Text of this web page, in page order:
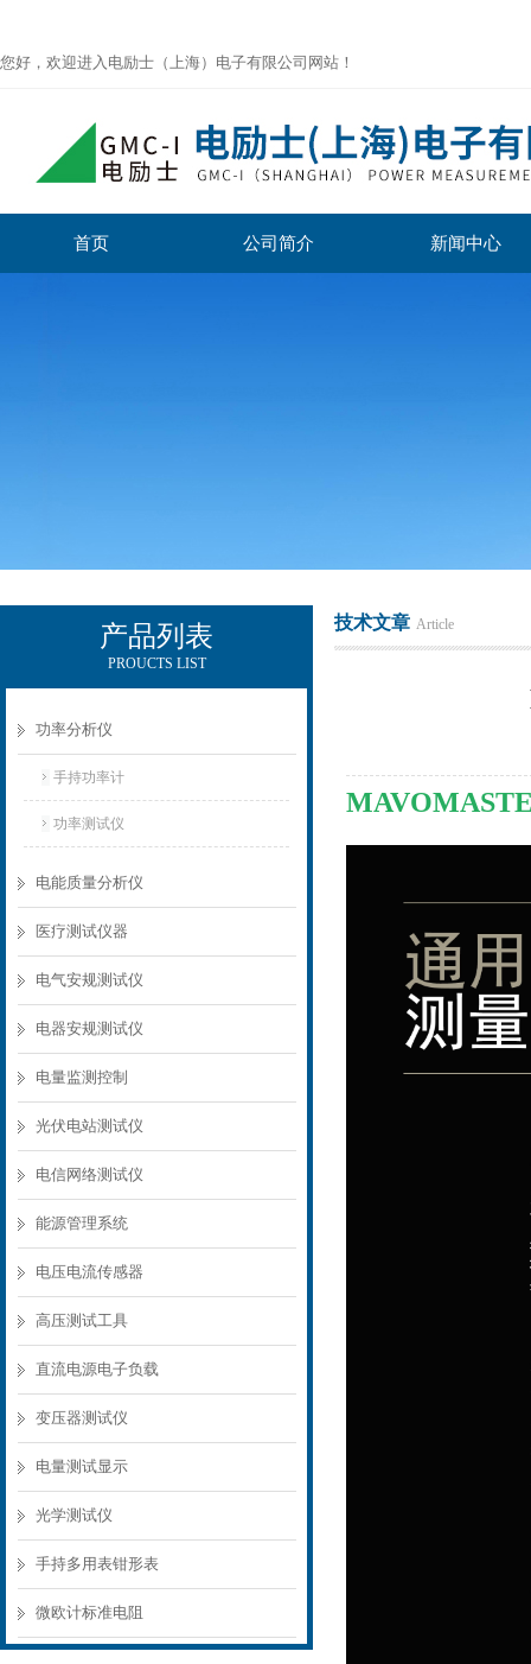
您好，欢迎进入电励士（上海）电子有限公司网站！
首页 公司简介 新闻中心
产品列表
PROUCTS LIST
功率分析仪
手持功率计
功率测试仪
电能质量分析仪
医疗测试仪器
电气安规测试仪
电器安规测试仪
电量监测控制
光伏电站测试仪
电信网络测试仪
能源管理系统
电压电流传感器
高压测试工具
直流电源电子负载
变压器测试仪
电量测试显示
光学测试仪
手持多用表钳形表
微欧计标准电阻
技术文章 Article